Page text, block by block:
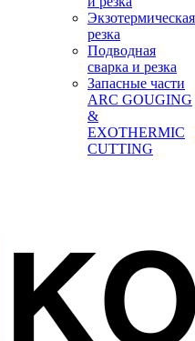
Экзотермическая
резка
Подводная
сварка и резка
Запасные части
ARC GOUGING
&
EXOTHERMIC
CUTTING